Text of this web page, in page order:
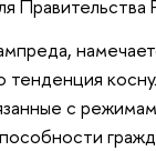
тенденция
с